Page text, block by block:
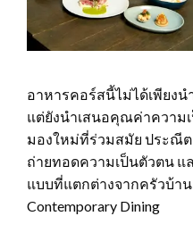
อาหารคอร์สนี้ไม่ได้เพียง
แต่ยังนำเสนอคุณค่าความ
มองใหม่ที่ร่วมสมัย ประณีต
ถ่ายทอดความเป็นตัวตน แ
แบบที่แตกต่างจากครัวบ้า
Contemporary Dining